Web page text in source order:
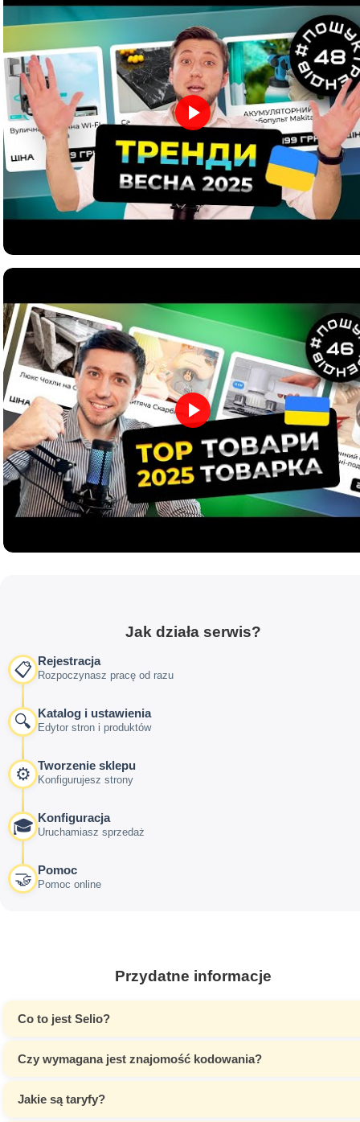
Jak działa serwis?
📋 Rejestracja
Rozpoczynasz pracę od razu
🔍 Katalog i ustawienia
Edytor stron i produktów
⚙️ Tworzenie sklepu
Konfigurujesz strony
🎓 Konfiguracja
Uruchamiasz sprzedaż
🤝 Pomoc
Pomoc online
Przydatne informacje
Co to jest Selio?
Czy wymagana jest znajomość kodowania?
Jakie są taryfy?